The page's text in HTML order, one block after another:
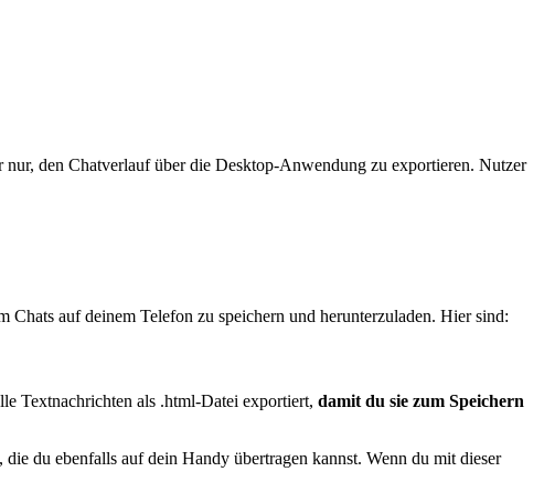
den Chatverlauf über die Desktop-Anwendung zu exportieren. Nutzer
auf deinem Telefon zu speichern und herunterzuladen. Hier sind:
Textnachrichten als .html-Datei exportiert, damit du sie zum Speichern
du ebenfalls auf dein Handy übertragen kannst. Wenn du mit dieser